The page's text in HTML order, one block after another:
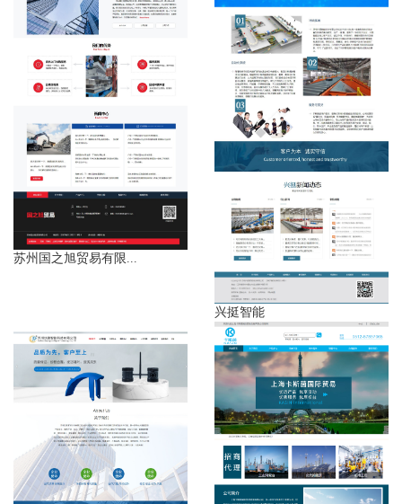
苏州国之旭贸易有限...
兴挺智能